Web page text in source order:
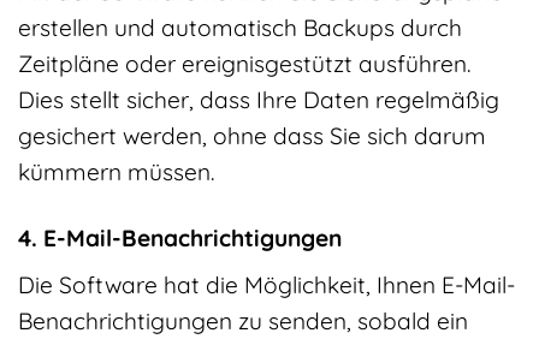
erstellen und automatisch Backups durch
Zeitpläne oder ereignisgestützt ausführen.
Dies stellt sicher, dass Ihre Daten regelmäßig
gesichert werden, ohne dass Sie sich darum
kümmern müssen.
4. E-Mail-Benachrichtigungen
Die Software hat die Möglichkeit, Ihnen E-Mail-
Benachrichtigungen zu senden, sobald ein